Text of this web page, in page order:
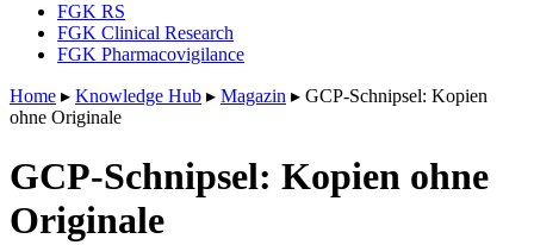
FGK RS
FGK Clinical Research
FGK Pharmacovigilance
Home ▸ Knowledge Hub ▸ Magazin ▸ GCP-Schnipsel: Kopien
ohne Originale
GCP-Schnipsel: Kopien ohne
Originale